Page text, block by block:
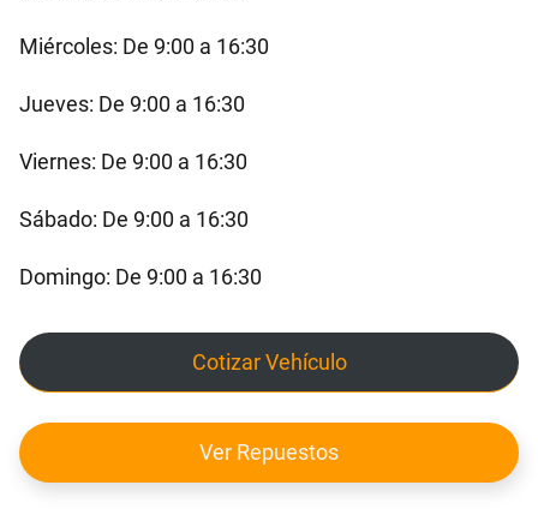
Miércoles: De 9:00 a 16:30
Jueves: De 9:00 a 16:30
Viernes: De 9:00 a 16:30
Sábado: De 9:00 a 16:30
Domingo: De 9:00 a 16:30
Cotizar Vehículo
Ver Repuestos